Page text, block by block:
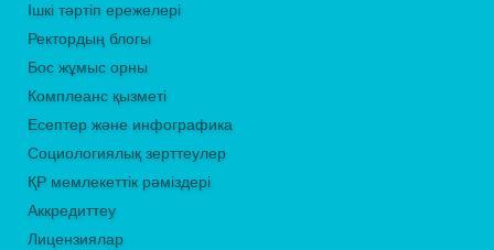
Ішкі тәртіп ережелері
Ректордың блогы
Бос жұмыс орны
Комплеанс қызметі
Есептер және инфографика
Социологиялық зерттеулер
ҚР мемлекеттік рәміздері
Аккредиттеу
Лицензиялар